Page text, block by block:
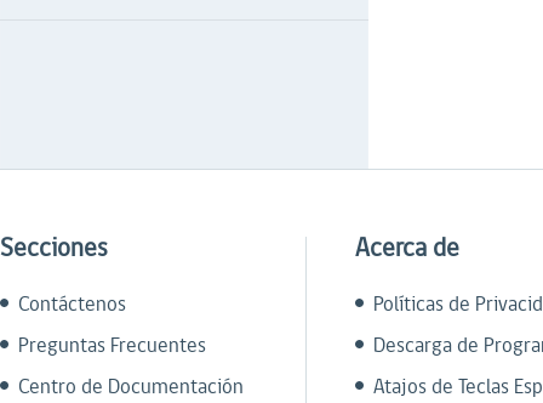
Secciones
Contáctenos
Preguntas Frecuentes
Centro de Documentación
Acerca de
Políticas de
Descarga de
Atajos de Teclas